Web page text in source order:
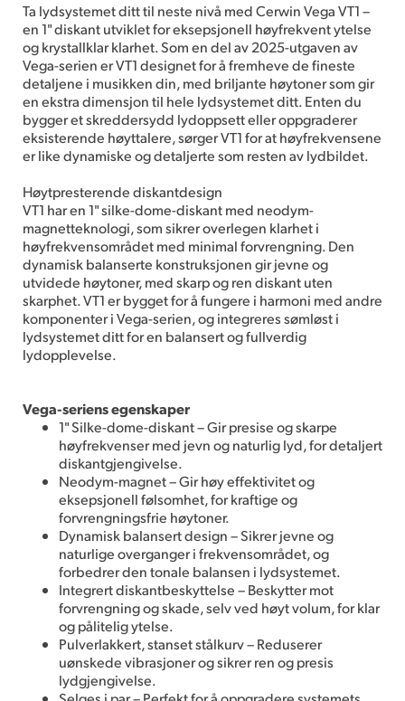
Ta lydsystemet ditt til neste nivå med Cerwin Vega VT1 –
en 1" diskant utviklet for eksepsjonell høyfrekvent ytelse
og krystallklar klarhet. Som en del av 2025-utgaven av
Vega-serien er VT1 designet for å fremheve de fineste
detaljene i musikken din, med briljante høytoner som gir
en ekstra dimensjon til hele lydsystemet ditt. Enten du
bygger et skreddersydd lydoppsett eller oppgraderer
eksisterende høyttalere, sørger VT1 for at høyfrekvensene
er like dynamiske og detaljerte som resten av lydbildet.
Høytpresterende diskantdesign
VT1 har en 1" silke-dome-diskant med neodym-
magnetteknologi, som sikrer overlegen klarhet i
høyfrekvensområdet med minimal forvrengning. Den
dynamisk balanserte konstruksjonen gir jevne og
utvidede høytoner, med skarp og ren diskant uten
skarphet. VT1 er bygget for å fungere i harmoni med andre
komponenter i Vega-serien, og integreres sømløst i
lydsystemet ditt for en balansert og fullverdig
lydopplevelse.
Vega-seriens egenskaper
1" Silke-dome-diskant – Gir presise og skarpe
høyfrekvenser med jevn og naturlig lyd, for detaljert
diskantgjengivelse.
Neodym-magnet – Gir høy effektivitet og
eksepsjonell følsomhet, for kraftige og
forvrengningsfrie høytoner.
Dynamisk balansert design – Sikrer jevne og
naturlige overganger i frekvensområdet, og
forbedrer den tonale balansen i lydsystemet.
Integrert diskantbeskyttelse – Beskytter mot
forvrengning og skade, selv ved høyt volum, for klar
og pålitelig ytelse.
Pulverlakkert, stanset stålkurv – Reduserer
uønskede vibrasjoner og sikrer ren og presis
lydgjengivelse.